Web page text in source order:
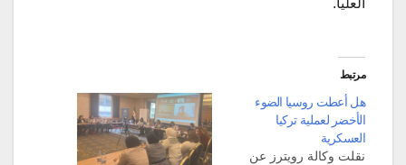
مرتبط
هل أعطت روسيا الضوء
الأخضر لعملية تركيا
العسكرية
نقلت وكالة رويترز عن